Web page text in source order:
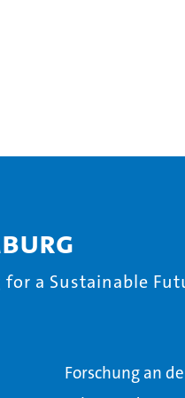
a Sustainable
Forschung an